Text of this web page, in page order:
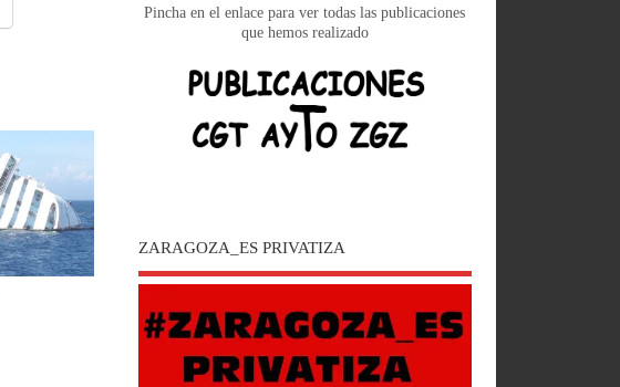
Pincha en el enlace para ver todas las publicaciones
que hemos realizado
ZARAGOZA_ES PRIVATIZA